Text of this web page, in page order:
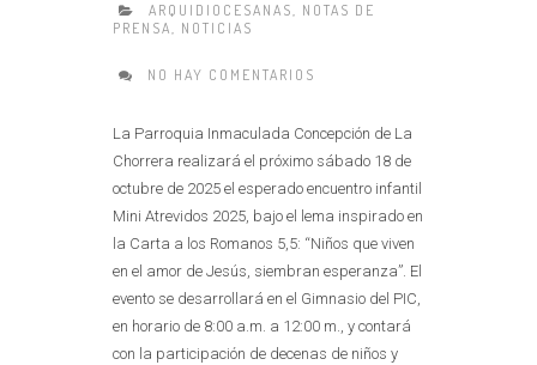
ARQUIDIOCESANAS, NOTAS DE
PRENSA, NOTICIAS
NO HAY COMENTARIOS
La Parroquia Inmaculada Concepción de La
Chorrera realizará el próximo sábado 18 de
octubre de 2025 el esperado encuentro infantil
Mini Atrevidos 2025, bajo el lema inspirado en
la Carta a los Romanos 5,5: “Niños que viven
en el amor de Jesús, siembran esperanza”. El
evento se desarrollará en el Gimnasio del PIC,
en horario de 8:00 a.m. a 12:00 m., y contará
con la participación de decenas de niños y